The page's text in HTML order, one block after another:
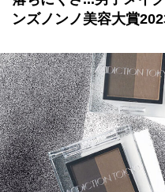
ンズノンノ美容大賞